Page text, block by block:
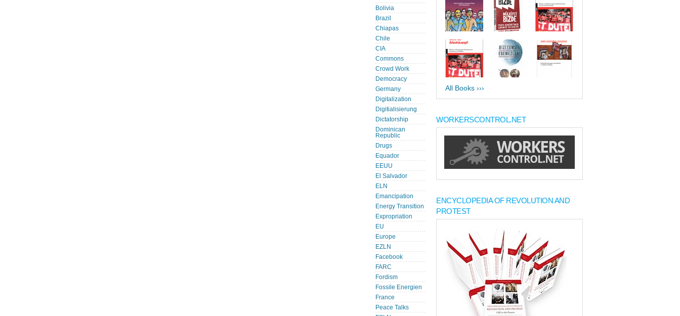
Bolivia
Brazil
Chiapas
Chile
CIA
Commons
Crowd Work
Democracy
Germany
Digitalization
Digitialisierung
Dictatorship
Dominican
Republic
Drugs
Equador
EEUU
El Salvador
ELN
Emancipation
Energy Transition
Expropriation
EU
Europe
EZLN
Facebook
FARC
Fordism
Fossile Energien
France
Peace Talks
All Books ›››
WORKERSCONTROL.NET
ENCYCLOPEDIA OF REVOLUTION AND
PROTEST